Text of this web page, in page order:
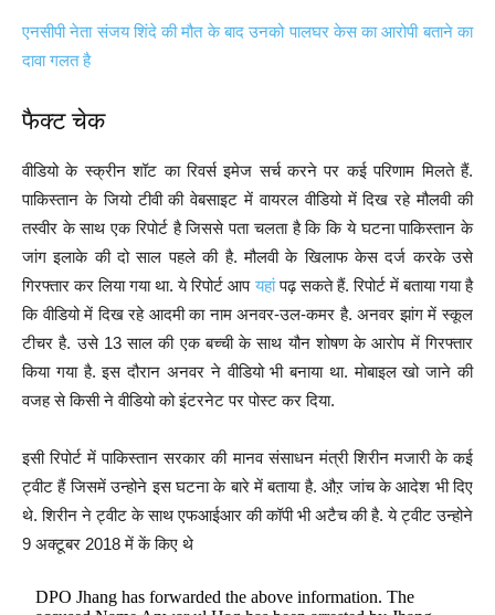
एनसीपी नेता संजय शिंदे की मौत के बाद उनको पालघर केस का आरोपी बताने का
दावा गलत है
फैक्ट चेक
वीडियो के स्क्रीन शॉट का रिवर्स इमेज सर्च करने पर कई परिणाम मिलते हैं.
पाकिस्तान के जियो टीवी की वेबसाइट में वायरल वीडियो में दिख रहे मौलवी की
तस्वीर के साथ एक रिपोर्ट है जिससे पता चलता है कि कि ये घटना पाकिस्तान के
जांग इलाके की दो साल पहले की है. मौलवी के खिलाफ केस दर्ज करके उसे
गिरफ्तार कर लिया गया था. ये रिपोर्ट आपयहांपढ़ सकते हैं. रिपोर्ट में बताया गया है
कि वीडियो में दिख रहे आदमी का नाम अनवर-उल-कमर है. अनवर झांग में स्कूल
टीचर है. उसे 13 साल की एक बच्ची के साथ यौन शोषण के आरोप में गिरफ्तार
किया गया है. इस दौरान अनवर ने वीडियो भी बनाया था. मोबाइल खो जाने की
वजह से किसी ने वीडियो को इंटरनेट पर पोस्ट कर दिया.
इसी रिपोर्ट में पाकिस्तान सरकार की मानव संसाधन मंत्री शिरीन मजारी के कई
ट्वीट हैं जिसमें उन्होने इस घटना के बारे में बताया है. औऱ जांच के आदेश भी दिए
थे. शिरीन ने ट्वीट के साथ एफआईआर की कॉपी भी अटैच की है. ये ट्वीट उन्होने
9 अक्टूबर 2018 में कें किए थे
DPO Jhang has forwarded the above information. The